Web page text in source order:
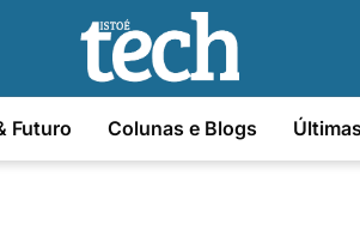
Futuro Colunas e Blogs